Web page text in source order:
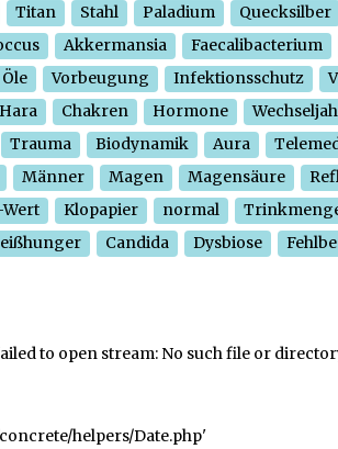
Titan Stahl Paladium Quecksilber
Akkermansia Faecalibacterium
Vorbeugung Infektionsschutz
Hara Chakren Hormone
Trauma Biodynamik Aura
Männer Magen Magensäure
Klopapier normal
Candida Dysbiose
to open stream: No such file or
helpers/Date.php'